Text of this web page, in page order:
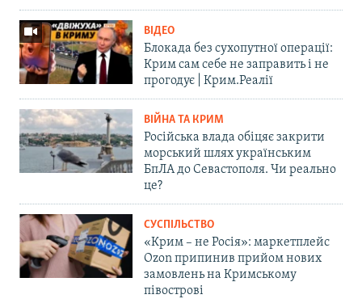
ВІДЕО
Блокада без сухопутної операції:
Крим сам себе не заправить і не
прогодує | Крим.Реалії
ВІЙНА ТА КРИМ
Російська влада обіцяє закрити
морський шлях українським
БпЛА до Севастополя. Чи реально
це?
СУСПІЛЬСТВО
«Крим – не Росія»: маркетплейс
Ozon припинив прийом нових
замовлень на Кримському
півострові